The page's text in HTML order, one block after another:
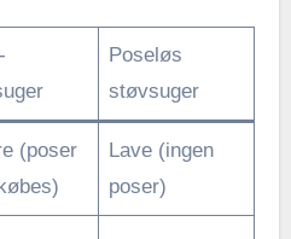
Poseløs
støvsuger
(poser
Lave (ingen
poser)